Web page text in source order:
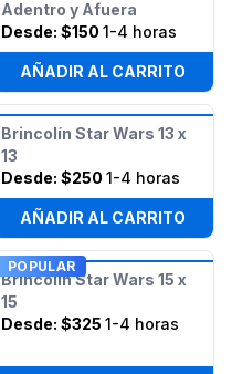
Adentro y Afuera
Desde: $150 1-4 horas
AÑADIR AL CARRITO
Brincolín Star Wars 13 x
13
Desde: $250 1-4 horas
AÑADIR AL CARRITO
POPULAR
Brincolín Star Wars 15 x
15
Desde: $325 1-4 horas